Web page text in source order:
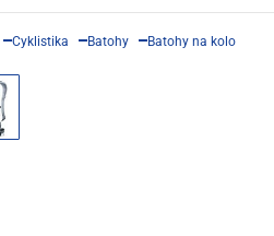
Cyklistika Batohy Batohy na kolo